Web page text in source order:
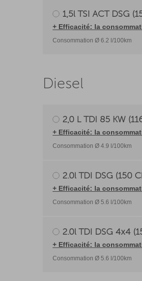
1,5l TSI ACT DSG
+ Efficacité: la
Consommation Ø 6.2 l/100km
Diesel
2,0 L TDI 85 KW
+ Efficacité: la
Consommation Ø 4.9 l/100km
2.0l TDI DSG (150
+ Efficacité: la
Consommation Ø 5.6 l/100km
2.0l TDI DSG 4x4
+ Efficacité: la
Consommation Ø 5.6 l/100km